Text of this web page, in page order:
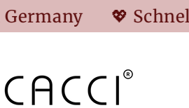
💖 Schneller